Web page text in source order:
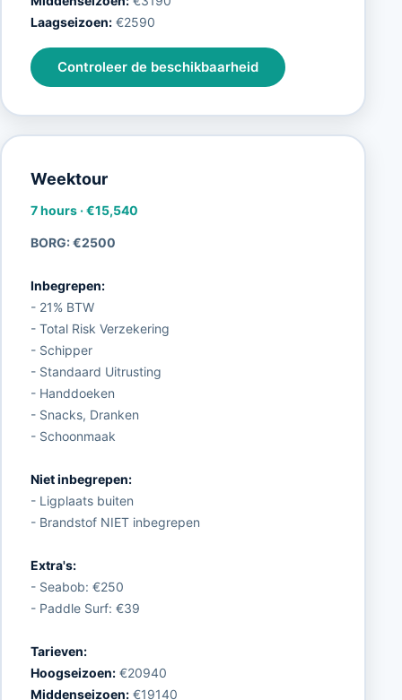
Laagseizoen:€2590
Controleer de beschikbaarheid
Weektour
7 hours·€15,540
BORG: €2500
Inbegrepen:
- 21% BTW
- Total Risk Verzekering
- Schipper
- Standaard Uitrusting
- Handdoeken
- Snacks, Dranken
- Schoonmaak
Niet inbegrepen:
- Ligplaats buiten
- Brandstof NIET inbegrepen
Extra's:
- Seabob: €250
- Paddle Surf: €39
Tarieven:
Hoogseizoen:€20940
Middenseizoen:€19140